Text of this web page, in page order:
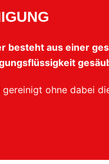
besteht aus einer
ohne dabei